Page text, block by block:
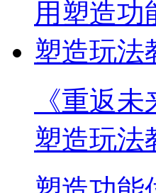
《重返
塑造玩法